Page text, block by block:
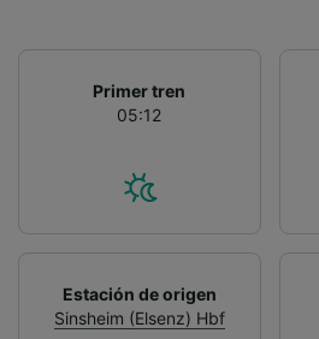
Primer tren
05:12
Estación de origen
Sinsheim (Elsenz) Hbf